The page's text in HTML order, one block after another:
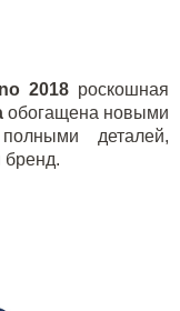
2018 роскошная
обогащена новыми
деталей,
бренд.